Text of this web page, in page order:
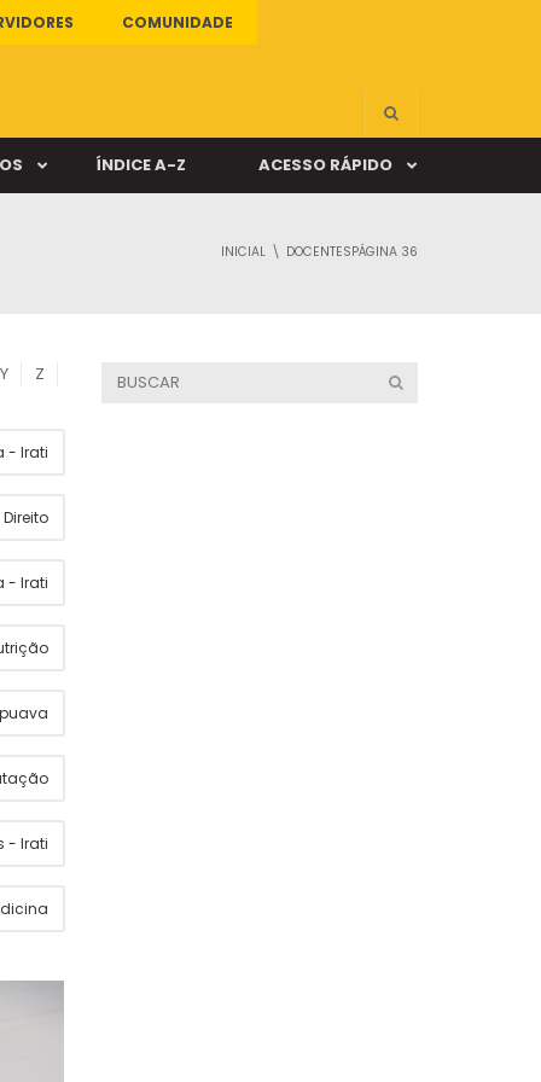
COMUNIDADE
ÍNDICE A-Z ACESSO RÁPIDO
INICIAL DOCENTESPÁGINA 36
Y Z
- Irati
Direito
- Irati
- Irati